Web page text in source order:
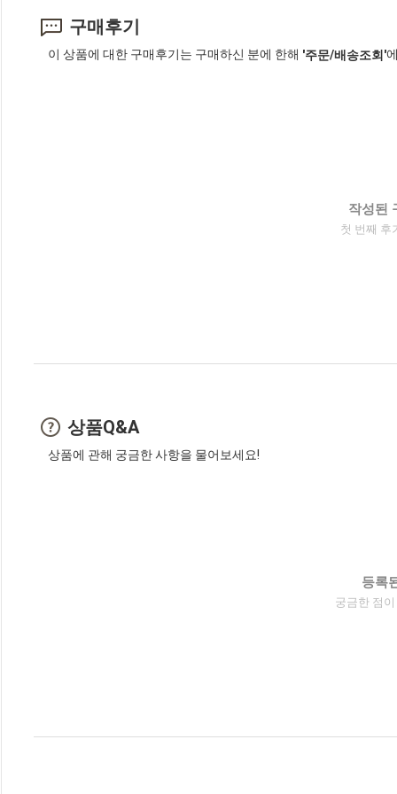
구매후기
이 상품에 대한 구매후기는 구매하신 분에 한해 '주문/배송조회'
작성된
첫 번째 후
상품Q&A
상품에 관해 궁금한 사항을 물어보세요!
등록
궁금한 점